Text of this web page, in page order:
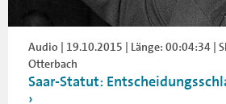
Audio | 19.10.2015 | Länge: 00:04:34 |
Otterbach
Saar-Statut: